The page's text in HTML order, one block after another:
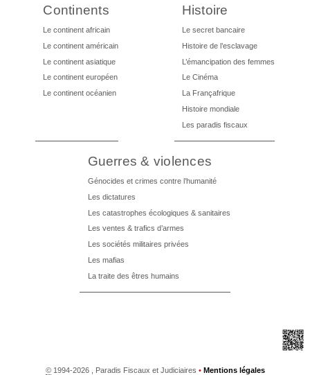
Continents
Le continent africain
Le continent américain
Le continent asiatique
Le continent européen
Le continent océanien
Histoire
Le secret bancaire
Histoire de l’esclavage
L’émancipation des femmes
Le Cinéma
La Françafrique
Histoire mondiale
Les paradis fiscaux
Guerres & violences
Génocides et crimes contre l’humanité
Les dictatures
Les catastrophes écologiques & sanitaires
Les ventes & trafics d’armes
Les sociétés militaires privées
Les mafias
La traite des êtres humains
©1994-2026 , Paradis Fiscaux et Judiciaires • Mentions légales